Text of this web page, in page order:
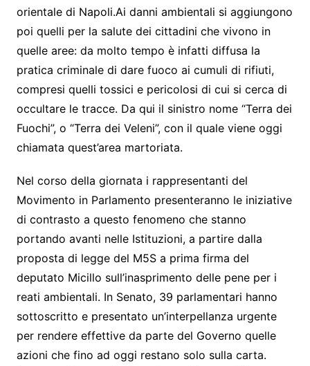
orientale di Napoli.Ai danni ambientali si aggiungono
poi quelli per la salute dei cittadini che vivono in
quelle aree: da molto tempo è infatti diffusa la
pratica criminale di dare fuoco ai cumuli di rifiuti,
compresi quelli tossici e pericolosi di cui si cerca di
occultare le tracce. Da qui il sinistro nome “Terra dei
Fuochi”, o “Terra dei Veleni”, con il quale viene oggi
chiamata quest’area martoriata.
Nel corso della giornata i rappresentanti del
Movimento in Parlamento presenteranno le iniziative
di contrasto a questo fenomeno che stanno
portando avanti nelle Istituzioni, a partire dalla
proposta di legge del M5S a prima firma del
deputato Micillo sull’inasprimento delle pene per i
reati ambientali. In Senato, 39 parlamentari hanno
sottoscritto e presentato un’interpellanza urgente
per rendere effettive da parte del Governo quelle
azioni che fino ad oggi restano solo sulla carta.